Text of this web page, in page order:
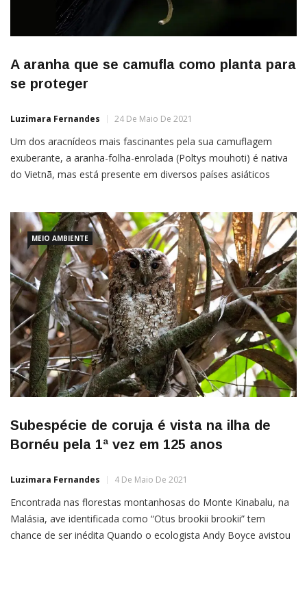
A aranha que se camufla como planta para
se proteger
Luzimara Fernandes 24 De Maio De 2021
Um dos aracnídeos mais fascinantes pela sua camuflagem
exuberante, a aranha-folha-enrolada (Poltys mouhoti) é nativa
do Vietnã, mas está presente em diversos países asiáticos
capacidade de mimetizar partes das plantas para se proteger de
predadores durante o dia.A
MEIO AMBIENTE
Subespécie de coruja é vista na ilha de
Bornéu pela 1ª vez em 125 anos
Luzimara Fernandes 4 De Maio De 2021
Encontrada nas florestas montanhosas do Monte Kinabalu, na
Malásia, ave identificada como “Otus brookii brookii” tem
chance de ser inédita Quando o ecologista Andy Boyce avistou